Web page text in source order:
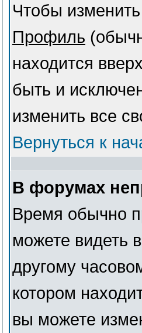
Чтобы
Профиль
находится
быть и
изменить все
Вернуться к
В форумах
Время обычно
можете видеть
другому
котором
вы можете